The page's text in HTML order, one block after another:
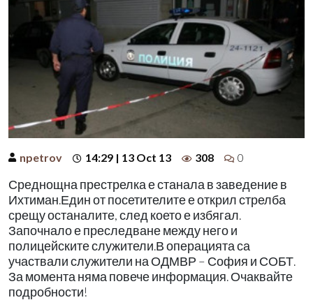
npetrov 14:29 | 13 Oct 13 308 0
Среднощна престрелка е станала в заведение в
Ихтиман.Един от посетителите е открил стрелба
срещу останалите, след което е избягал.
Започнало е преследване между него и
полицейските служители.В операцията са
участвали служители на ОДМВР – София и СОБТ.
За момента няма повече информация. Очаквайте
подробности!